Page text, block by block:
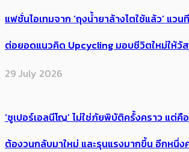
แฟชั่นไอเทมจาก ‘ถุงน้ำยาล้างไตใช้แล้ว’ แว
ต่อยอดแนวคิด Upcycling มอบชีวิตใหม่ให้วั
29 July 2026
‘ซูเปอร์เอลนีโญ’ ไม่ใช่ภัยพิบัติครั้งคราว แต่คื
ต้อง​วนกลับมาใหม่ และรุนแรงมากขึ้น อีกหนึ่ง